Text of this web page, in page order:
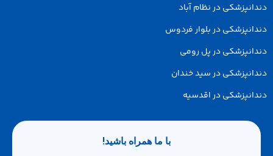
در نظام آباد
در بلوار فردوس
در پل رومی
در سید خندان
در اقدسیه
با ما همراه باشید!